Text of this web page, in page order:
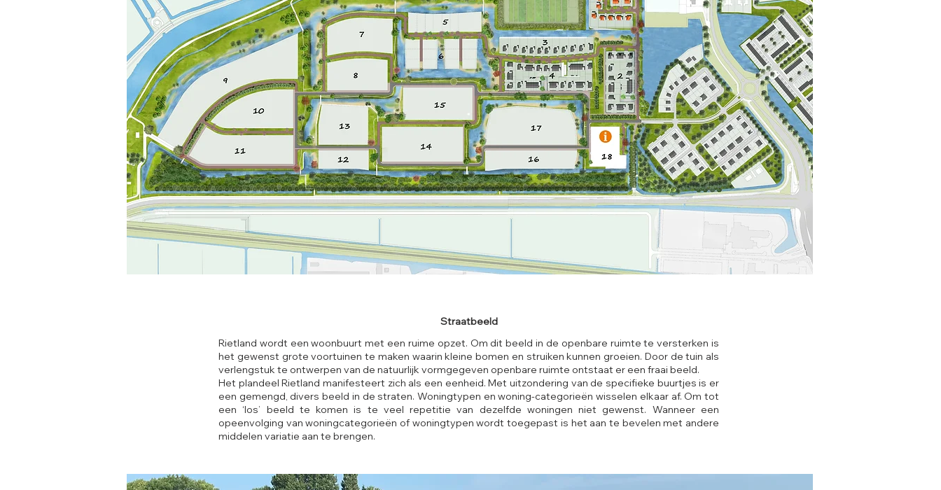
Straatbeeld
Rietland wordt een woonbuurt met een ruime opzet. Om dit beeld in de openbare ruimte te versterken is
het gewenst grote voortuinen te maken waarin kleine bomen en struiken kunnen groeien. Door de tuin als
verlengstuk te ontwerpen van de natuurlijk vormgegeven openbare ruimte ontstaat er een fraai beeld.
Het plandeel Rietland manifesteert zich als een eenheid. Met uitzondering van de specifieke buurtjes is er
een gemengd, divers beeld in de straten. Woningtypen en woning-categorieën wisselen elkaar af. Om tot
een ‘los’ beeld te komen is te veel repetitie van dezelfde woningen niet gewenst. Wanneer een
opeenvolging van woningcategorieën of woningtypen wordt toegepast is het aan te bevelen met andere
middelen variatie aan te brengen.